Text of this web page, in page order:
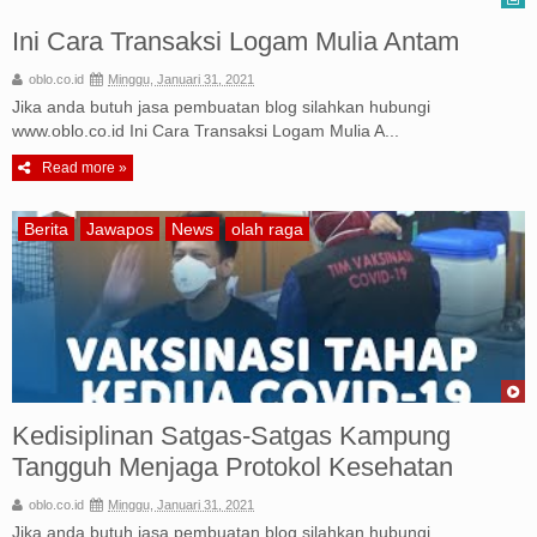
Ini Cara Transaksi Logam Mulia Antam
oblo.co.id Minggu, Januari 31, 2021
Jika anda butuh jasa pembuatan blog silahkan hubungi
www.oblo.co.id Ini Cara Transaksi Logam Mulia A...
Read more »
Kedisiplinan Satgas-Satgas Kampung
Tangguh Menjaga Protokol Kesehatan
oblo.co.id Minggu, Januari 31, 2021
Jika anda butuh jasa pembuatan blog silahkan hubungi
Berita Jawapos News olah raga